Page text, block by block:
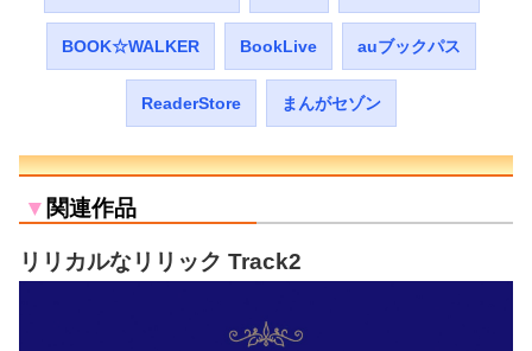
BOOK☆WALKER BookLive auブックパス
ReaderStore まんがセゾン
▼ 関連作品
リリカルなリリック Track2